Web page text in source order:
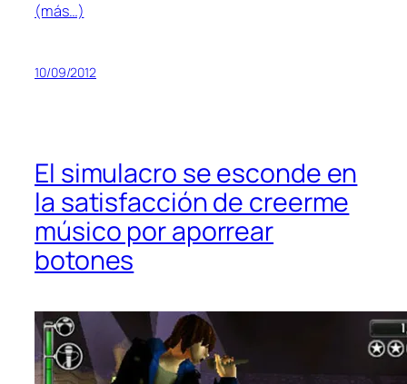
(más…)
10/09/2012
El simulacro se esconde en
la satisfacción de creerme
músico por aporrear
botones